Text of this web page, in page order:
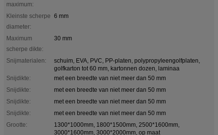
maximum:
Kleinste scherpe
diameter:
6 mm
Maximum
scherpe dikte:
30 mm
Snijmaterialen:
schuim, EVA, PVC, PP-platen, polypropyleengolfplaten,
golfkarton tot 60 mm, kartonnen dozen, laminaa
Snijdikte:
met een breedte van niet meer dan 50 mm
Snijdikte:
met een breedte van niet meer dan 50 mm
Snijdikte:
met een breedte van niet meer dan 50 mm
Snijdikte:
met een breedte van niet meer dan 50 mm
Grootte:
1300*1000mm, 1800*1500mm, 2500*1600mm,
3000*1600mm, 3000*2000mm, op maat